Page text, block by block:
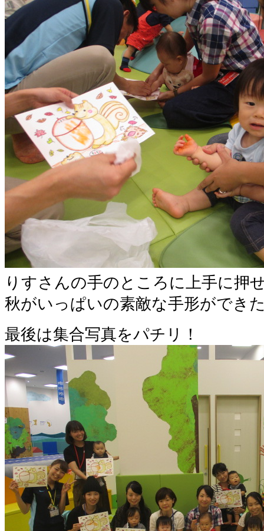
りすさんの手のところに上手に押
秋がいっぱいの素敵な手形ができ
最後は集合写真をパチリ！